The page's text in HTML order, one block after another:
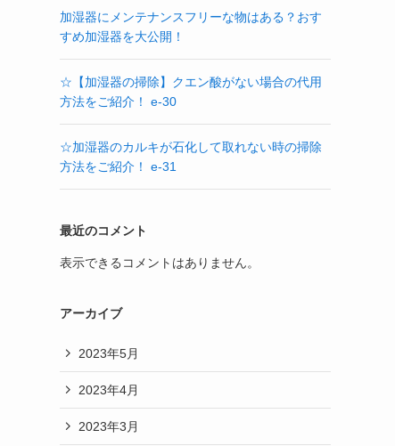
加湿器にメンテナンスフリーな物はある？おす
すめ加湿器を大公開！
☆【加湿器の掃除】クエン酸がない場合の代用
方法をご紹介！ e-30
☆加湿器のカルキが石化して取れない時の掃除
方法をご紹介！ e-31
最近のコメント
表示できるコメントはありません。
アーカイブ
2023年5月
2023年4月
2023年3月